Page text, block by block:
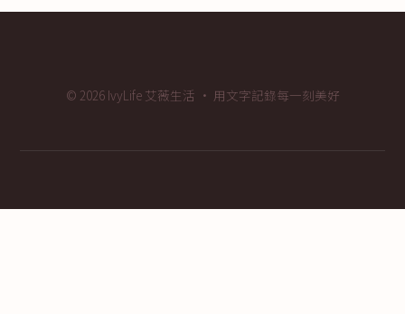
© 2026 IvyLife 艾薇生活 · 用文字記錄每一刻美好